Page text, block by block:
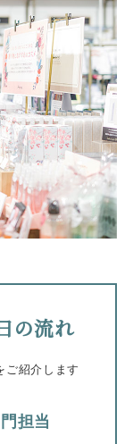
の流れ
ご紹介します
担当